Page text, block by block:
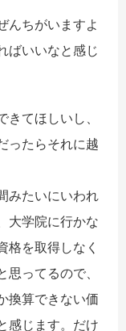
ちがいますよ
ばいいなと感じ
てほしいし、
ったらそれに越
みたいにいわれ
大学院に行かな
格を取得しなく
ってるので、
換算できない価
感じます。だけ